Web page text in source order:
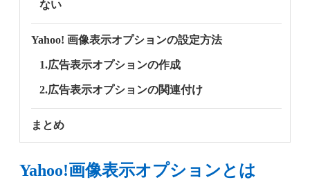
ない
Yahoo! 画像表示オプションの設定方法
1.広告表示オプションの作成
2.広告表示オプションの関連付け
まとめ
Yahoo!画像表示オプションとは